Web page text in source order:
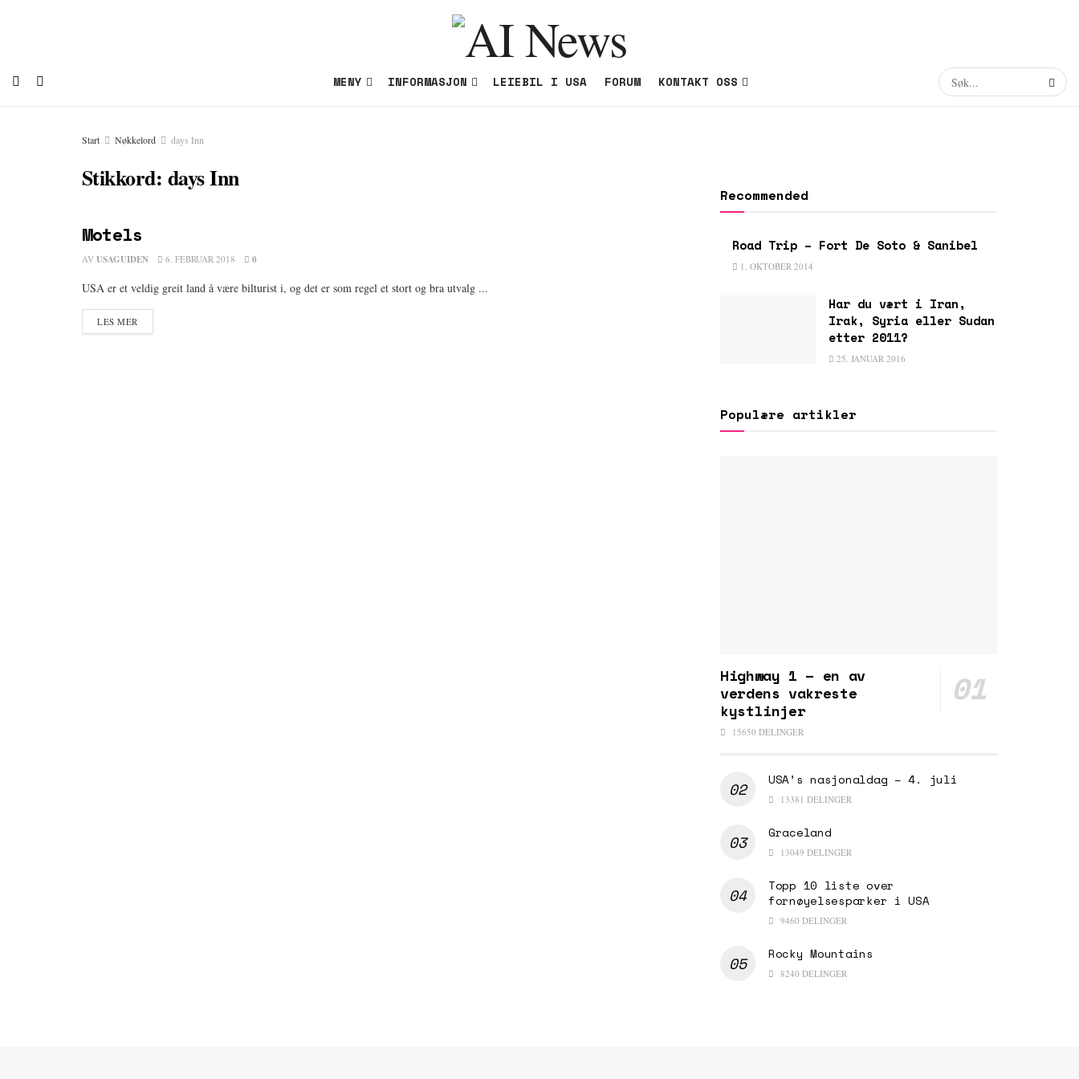
MENY INFORMASJON LEIEBIL I USA FORUM KONTAKT OSS
Start Nøkkelord days Inn
Stikkord: days Inn
OVERNATTING
Motels
AV USAGUIDEN 6. FEBRUAR 2018 0
USA er et veldig greit land å være bilturist i, og det er som regel et stort og bra utvalg ...
LES MER
Recommended
Road Trip – Fort De Soto & Sanibel
1. OKTOBER 2014
Har du vært i Iran,
Irak, Syria eller Sudan
etter 2011?
25. JANUAR 2016
Populære artikler
Highway 1 – en av
verdens vakreste
kystlinjer
15650 DELINGER
USA’s nasjonaldag – 4. juli
13381 DELINGER
Graceland
13049 DELINGER
Topp 10 liste over
fornøyelsesparker i USA
9460 DELINGER
Rocky Mountains
8240 DELINGER